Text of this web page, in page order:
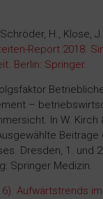
H., Klose,
Report 2018.
Berlin: Springer.
–
In W. Kirch
Beitrage
Dresden, 1. und
Springer Medizin.
Aufwärtstrends